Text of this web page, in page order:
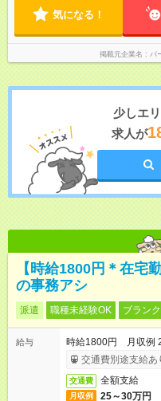
気になる！
掲載元企業名 パ
少しエ
求人が
【時給1800円＊在宅
の事務アシ
派遣 職種未経験OK ブラン
給与
時給1800円 月収例
交通費別途支給あ
交通費 全額支給
月収例 25～30万円